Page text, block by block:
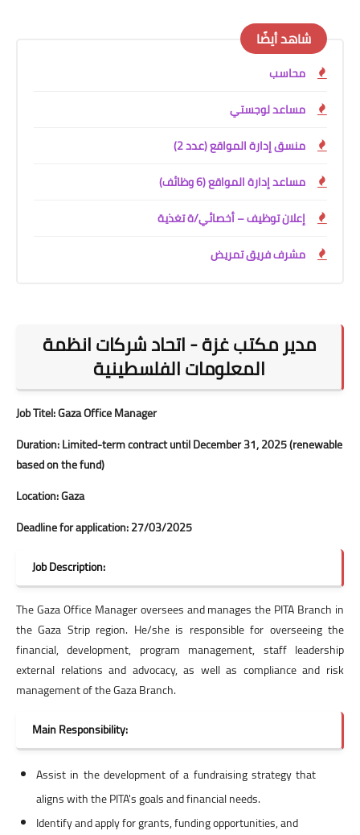
شاهد أيضًا
محاسب
مساعد لوجستي
منسق إدارة المواقع (عدد 2)
مساعد إدارة المواقع (6 وظائف)
إعلان توظيف – أخصائي/ة تغذية
مشرف فريق تمريض
مدير مكتب غزة - اتحاد شركات انظمة
المعلومات الفلسطينية
Job Titel: Gaza Office Manager
Duration: Limited-term contract until December 31,2025(renewable
based on the fund)
Location: Gaza
Deadline for application: 27/03/2025
Job Description:
The Gaza Office Manager oversees and manages the PITA Branch in
the Gaza Strip region. He/she is responsible for overseeing the
financial, development, program management, staff leadership
external relations and advocacy, as well as compliance and risk
management of the Gaza Branch.
Main Responsibility:
Assist in the development of a fundraising strategy that
aligns with the PITA's goals and financial needs.
Identify and apply for grants, funding opportunities, and